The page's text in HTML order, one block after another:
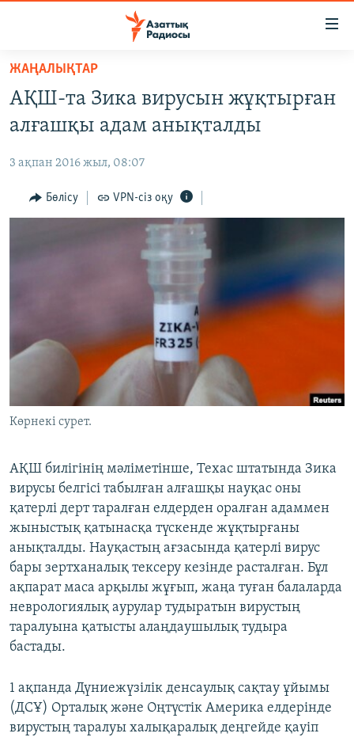
Skip
main
content
to
Navigation
Skip
САЯСАТ
ҚАҢТАР ОҚИҒАСЫ
АДАМ ҚҰҚЫҚТАРЫ
ЖАЗЫЛЫҢЫЗ
ЖАҢАЛЫҚТАР
АҚШ-та Зика вирусын жұқтырған
алғашқы адам анықталды
3 ақпан 2016 жыл, 08:07
Бөлісу VPN-сіз оқу
Көрнекі сурет.
АҚШ билігінің мәліметінше, Техас штатында Зика
вирусы белгісі табылған алғашқы науқас оны
қатерлі дерт таралған елдерден оралған адаммен
жыныстық қатынасқа түскенде жұқтырғаны
анықталды. Науқастың ағзасында қатерлі вирус
бары зертханалық тексеру кезінде расталған. Бұл
ақпарат маса арқылы жұғып, жаңа туған балаларда
неврологиялық аурулар тудыратын вирустың
таралуына қатысты алаңдаушылық тудыра
бастады.
1 ақпанда Дүниежүзілік денсаулық сақтау ұйымы
(ДСҰ) Орталық және Оңтүстік Америка елдерінде
вирустың таралуы халықаралық деңгейде қауіп